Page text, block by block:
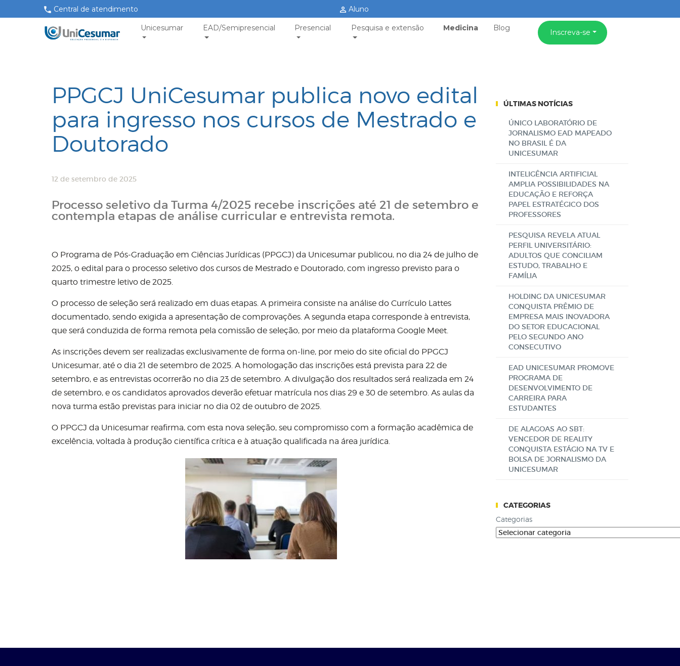
Central de atendimento Aluno
Unicesumar EAD/Semipresencial Presencial Pesquisa e extensão Medicina Blog Inscreva-se
PPGCJ UniCesumar publica novo edital
para ingresso nos cursos de Mestrado e
Doutorado
12 de setembro de 2025
Processo seletivo da Turma 4/2025 recebe inscrições até 21 de setembro e
contempla etapas de análise curricular e entrevista remota.
O Programa de Pós-Graduação em Ciências Jurídicas (PPGCJ) da Unicesumar publicou, no dia 24 de julho de
2025, o edital para o processo seletivo dos cursos de Mestrado e Doutorado, com ingresso previsto para o
quarto trimestre letivo de 2025.
O processo de seleção será realizado em duas etapas. A primeira consiste na análise do Currículo Lattes
documentado, sendo exigida a apresentação de comprovações. A segunda etapa corresponde à entrevista,
que será conduzida de forma remota pela comissão de seleção, por meio da plataforma Google Meet.
As inscrições devem ser realizadas exclusivamente de forma on-line, por meio do site oficial do PPGCJ
Unicesumar, até o dia 21 de setembro de 2025. A homologação das inscrições está prevista para 22 de
setembro, e as entrevistas ocorrerão no dia 23 de setembro. A divulgação dos resultados será realizada em 24
de setembro, e os candidatos aprovados deverão efetuar matrícula nos dias 29 e 30 de setembro. As aulas da
nova turma estão previstas para iniciar no dia 02 de outubro de 2025.
O PPGCJ da Unicesumar reafirma, com esta nova seleção, seu compromisso com a formação acadêmica de
excelência, voltada à produção científica crítica e à atuação qualificada na área jurídica.
ÚLTIMAS NOTÍCIAS
ÚNICO LABORATÓRIO DE
JORNALISMO EAD MAPEADO
NO BRASIL É DA
UNICESUMAR
INTELIGÊNCIA ARTIFICIAL
AMPLIA POSSIBILIDADES NA
EDUCAÇÃO E REFORÇA
PAPEL ESTRATÉGICO DOS
PROFESSORES
PESQUISA REVELA ATUAL
PERFIL UNIVERSITÁRIO:
ADULTOS QUE CONCILIAM
ESTUDO, TRABALHO E
FAMÍLIA
HOLDING DA UNICESUMAR
CONQUISTA PRÊMIO DE
EMPRESA MAIS INOVADORA
DO SETOR EDUCACIONAL
PELO SEGUNDO ANO
CONSECUTIVO
EAD UNICESUMAR PROMOVE
PROGRAMA DE
DESENVOLVIMENTO DE
CARREIRA PARA
ESTUDANTES
DE ALAGOAS AO SBT:
VENCEDOR DE REALITY
CONQUISTA ESTÁGIO NA TV E
BOLSA DE JORNALISMO DA
UNICESUMAR
CATEGORIAS
Categorias